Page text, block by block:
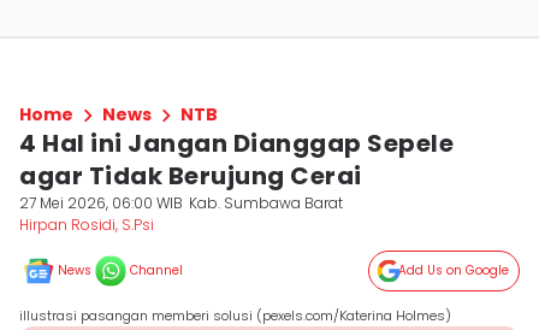
Home News NTB
4 Hal ini Jangan Dianggap Sepele
agar Tidak Berujung Cerai
27 Mei 2026, 06:00 WIB Kab. Sumbawa Barat
Hirpan Rosidi, S.Psi
News Channel Add Us on Google
illustrasi pasangan memberi solusi (pexels.com/Katerina Holmes)